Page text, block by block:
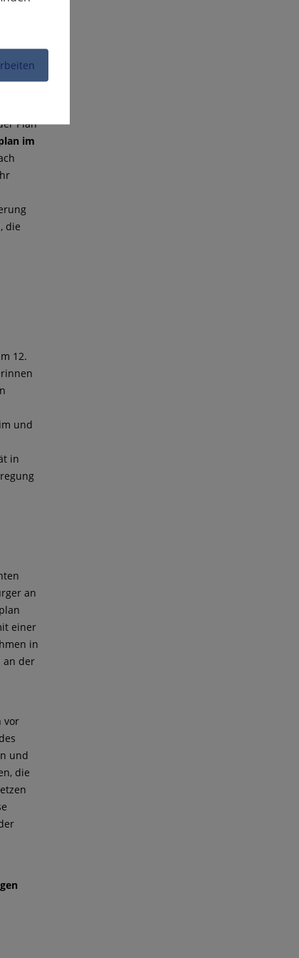
Plan
im
die
12.
und
in
an
einer
in
an der
vor
und
die